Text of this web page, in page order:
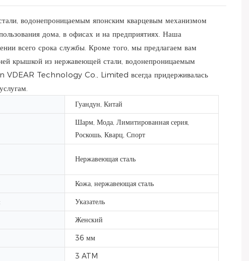
водонепроницаемым японским кварцевым механизмом
дома, в офисах и на предприятиях. Наша
всего срока службы. Кроме того, мы предлагаем вам
крышкой из нержавеющей стали, водонепроницаемым
VDEAR Technology Co., Limited всегда придерживалась
Гуандун, Китай
Шарм, Мода, Лимитированная серия,
Роскошь, Кварц, Спорт
Нержавеющая сталь
Кожа, нержавеющая сталь
Указатель
Женский
36 мм
3 ATM